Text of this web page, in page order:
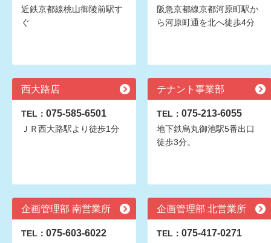
近鉄京都線桃山御陵前駅す
ぐ
阪急京都線京都河原町駅か
ら河原町通を北へ徒歩4分
西大路店
TEL： 075-585-6501
ＪＲ西大路駅より徒歩1分
テナント事業部
TEL： 075-213-6055
地下鉄烏丸御池駅5番出口
徒歩3分。
企画管理部 南営業所
TEL： 075-603-6022
企画管理部 北営業所
TEL： 075-417-0271